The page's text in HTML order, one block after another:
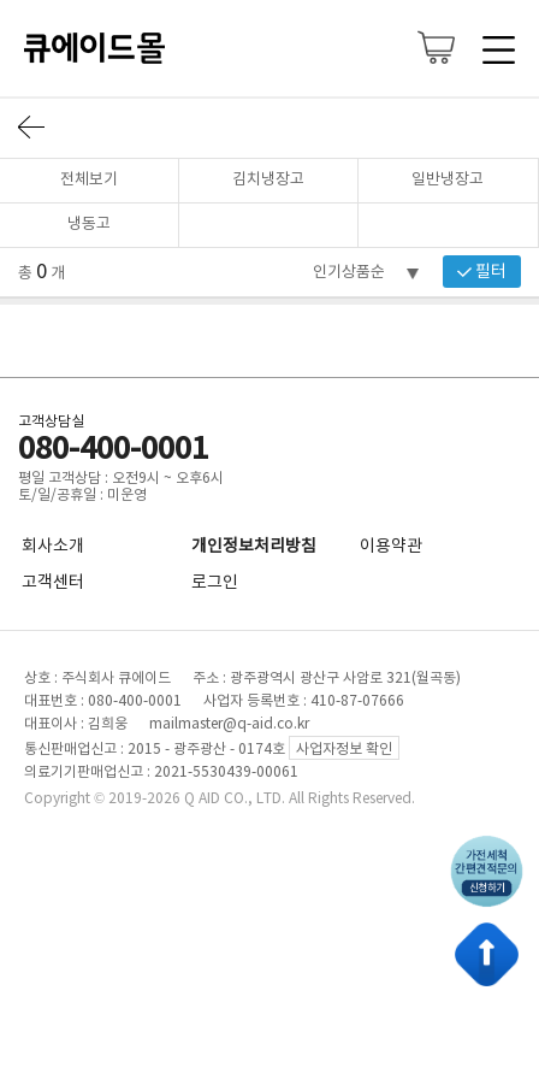
전체보기 김치냉장고 일반냉장고
냉동고
총 0 개 필터
고객상담실
080-400-0001
평일 고객상담 : 오전9시 ~ 오후6시
토/일/공휴일 : 미운영
회사소개 개인정보처리방침
이용약관
고객센터
로그인
상호 : 주식회사 큐에이드 주소 : 광주광역시 광산구 사암로 321(월곡동)
대표번호 : 080-400-0001 사업자 등록번호 : 410-87-07666
대표이사 : 김희웅 mailmaster@q-aid.co.kr
통신판매업신고 : 2015 - 광주광산 - 0174호
사업자정보 확인
의료기기판매업신고 : 2021-5530439-00061
Copyright © 2019-2026 Q AID CO., LTD. All Rights Reserved.